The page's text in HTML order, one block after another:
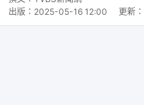
出版： 2025-05-16 12:00 更新：